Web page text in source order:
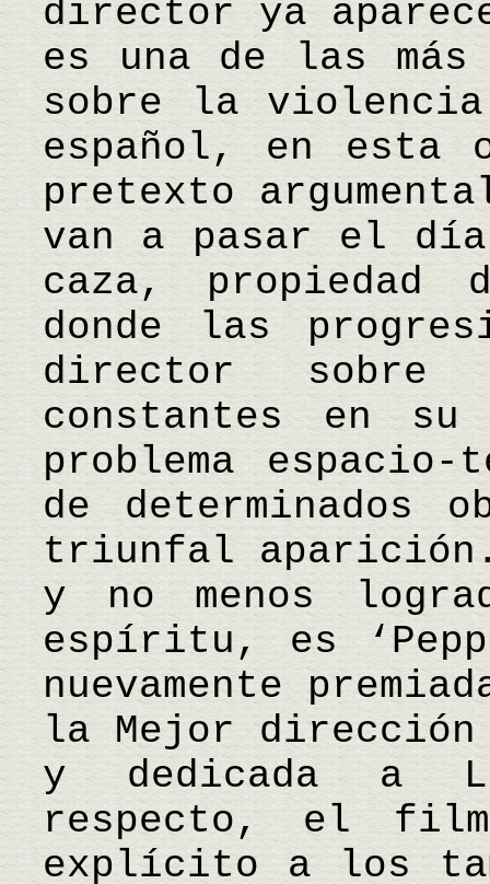
director ya
es una de las
sobre la
español, en esta
pretexto
van a pasar el
caza,
donde las
director sobre
constantes en
problema
de determinados
triunfal
y no menos
espíritu, es
nuevamente
la Mejor
y dedicada a
respecto, el film
explícito a los